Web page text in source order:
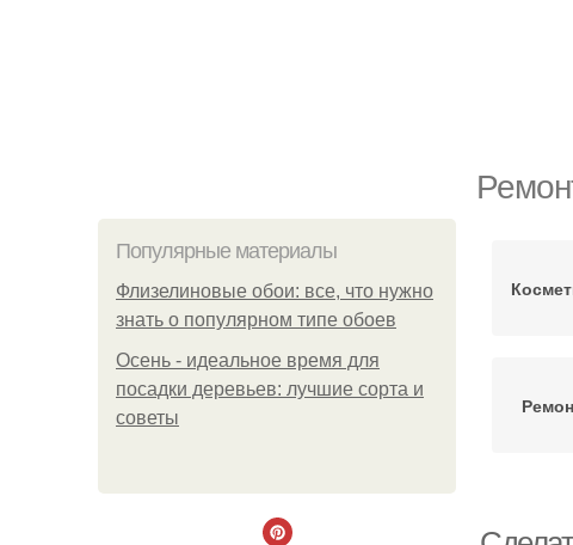
Популярные материалы
Флизелиновые обои: все, что нужно
знать о популярном типе обоев
Осень - идеальное время для
посадки деревьев: лучшие сорта и
советы